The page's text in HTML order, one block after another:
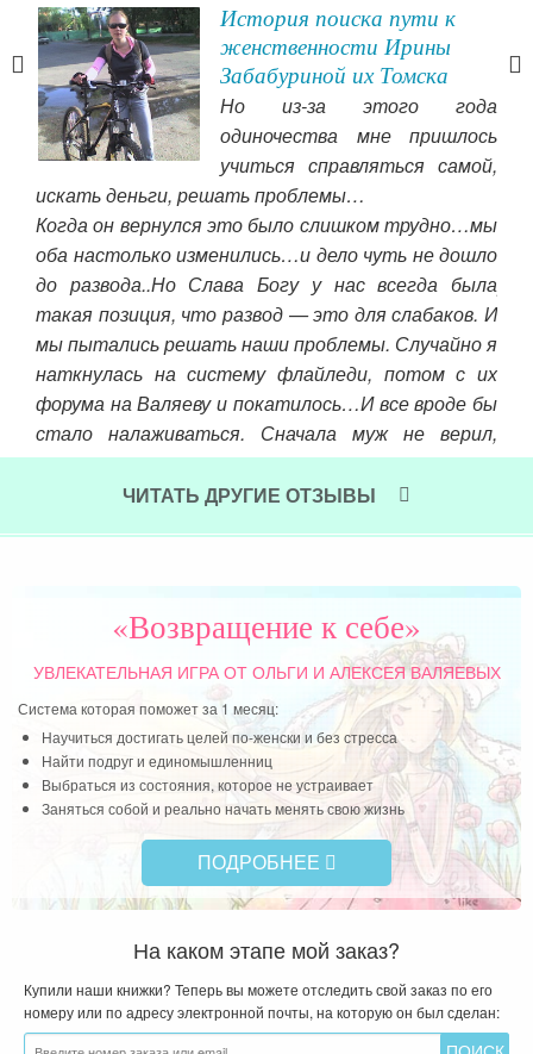
История поиска пути к
женственности Ирины
Забабуриной их Томска
Но из-за этого года
одиночества мне пришлось
учиться справляться самой,
искать деньги, решать проблемы…
Когда он вернулся это было слишком трудно…мы
оба настолько изменились…и дело чуть не дошло
до развода..Но Слава Богу у нас всегда была
такая позиция, что развод — это для слабаков. И
мы пытались решать наши проблемы. Случайно я
наткнулась на систему флайледи, потом с их
форума на Валяеву и покатилось…И все вроде бы
стало налаживаться. Сначала муж не верил,
говорил, что все это глупо.
Читать далее »
ЧИТАТЬ ДРУГИЕ ОТЗЫВЫ
«Возвращение к себе»
УВЛЕКАТЕЛЬНАЯ ИГРАОТ ОЛЬГИ И АЛЕКСЕЯ ВАЛЯЕВЫХ
Система которая поможет за 1 месяц:
Научиться достигать целей по-женски и без стресса
Найти подруг и единомышленниц
Выбраться из состояния, которое не устраивает
Заняться собой и реально начать менять свою жизнь
ПОДРОБНЕЕ
На каком этапе мой заказ?
Купили наши книжки? Теперь вы можете отследить свой заказ по его
номеру или по адресу электронной почты, на которую он был сделан: